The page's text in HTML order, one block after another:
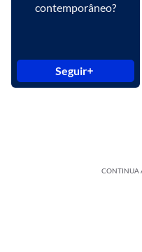
contemporâneo?
Seguir
CONTINUA